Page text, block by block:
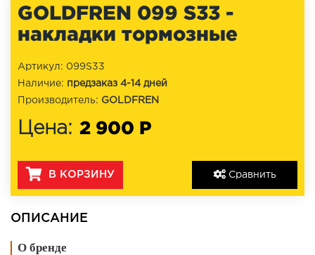
GOLDFREN 099 S33 -
накладки тормозные
Сравнить
Артикул: 099S33
Наличие: предзаказ 4-14 дней
Производитель: GOLDFREN
Цена: 2 900 Р
В КОРЗИНУ
ОПИСАНИЕ
О бренде